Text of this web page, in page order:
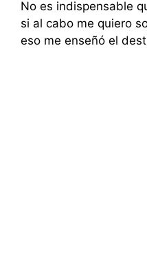
No es indispensable
si al cabo me quiero
eso me enseñó el